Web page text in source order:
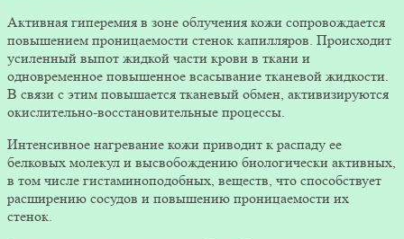
Активная гиперемия в зоне облучения кожи сопро­вождается
повышением проницаемости стенок капилляров. Происходит
усиленный выпот жидкой части крови в ткани и
одновременное повышенное всасывание тканевой жидко­сти.
В связи с этим повышается тканевый обмен, активи­зируются
окислительно-восстановительные процессы.
Интенсивное нагревание кожи приводит к распаду ее
белковых молекул и высвобождению биологически актив­ных,
в том числе гистаминоподобных, веществ, что способ­ствует
расширению сосудов и повышению проницаемости их
стенок.